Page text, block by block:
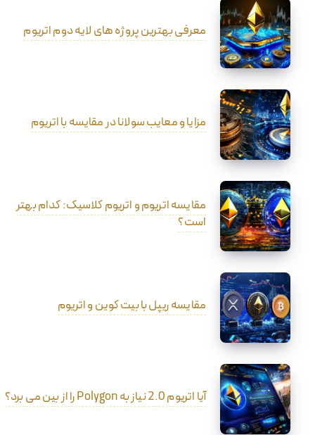
معرفی بهترین پروژه های لایه دوم اتریوم
مزایا و معایب سولانا در مقایسه با اتریوم
مقایسه اتریوم و اتریوم کلاسیک: کدام بهتر
است؟
مقایسه ریپل با بیت کوین و اتریوم
آیا اتریوم 2.0 نیاز به Polygon را از بین می برد؟